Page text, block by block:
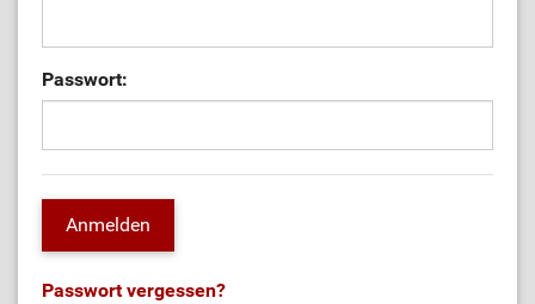
Passwort:
Passwort vergessen?